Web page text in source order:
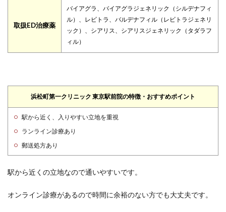
取扱ED治療薬
バイアグラ、バイアグラジェネリック（シルデナフィ
ル）、レビトラ、バルデナフィル（レビトラジェネリ
ック）、シアリス、シアリスジェネリック（タダラフ
ィル）
浜松町第一クリニック 東京駅前院の特徴・おすすめポイント
駅から近く、入りやすい立地を重視
ランライン診療あり
郵送処方あり
駅から近くの立地なので通いやすいです。
オンライン診療があるので時間に余裕のない方でも大丈夫です。